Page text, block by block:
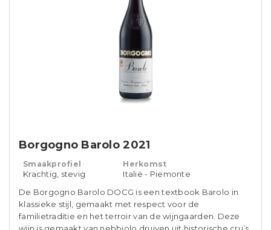
Borgogno Barolo 2021
Smaakprofiel
Krachtig, stevig
Herkomst
Italië - Piemonte
De Borgogno Barolo DOCG is een textbook Barolo in
klassieke stijl, gemaakt met respect voor de
familietraditie en het terroir van de wijngaarden. Deze